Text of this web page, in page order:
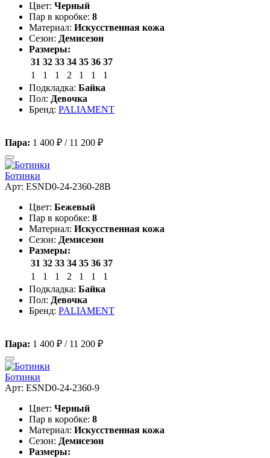
Цвет: Черный
Пар в коробке: 8
Материал: Искусственная кожа
Сезон: Демисезон
Размеры:
31 32 33 34 35 36 37
1
1 1 2 1 1
1
Подкладка: Байка
Пол: Девочка
Бренд: PALIAMENT
Пара: 1 400 ₽ / 11 200 ₽
Ботинки
Арт: ESND0-24-2360-28B
Цвет: Бежевый
Пар в коробке: 8
Материал: Искусственная кожа
Сезон: Демисезон
Размеры:
31 32 33 34 35 36 37
1
1 1 2 1 1
1
Подкладка: Байка
Пол: Девочка
Бренд: PALIAMENT
Пара: 1 400 ₽ / 11 200 ₽
Ботинки
Арт: ESND0-24-2360-9
Цвет: Черный
Пар в коробке: 8
Материал: Искусственная кожа
Сезон: Демисезон
Размеры: